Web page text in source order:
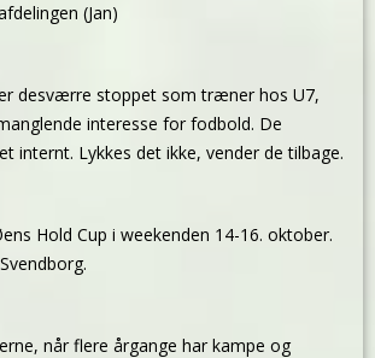
(Jan)
desværre stoppet som træner hos U7,
interesse for fodbold. De
internt. Lykkes det ikke, vender de tilbage.
Hold Cup i weekenden 14-16. oktober.
når flere årgange har kampe og